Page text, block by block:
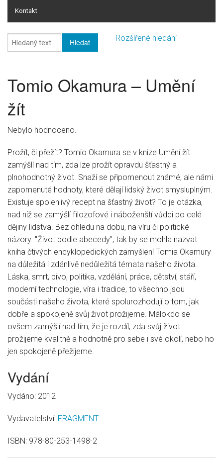
Kontakt
Online rating
Rozšířené hledání
Tomio Okamura – Umění
žít
Nebylo hodnoceno.
Prožít, či přežít? Tomio Okamura se v knize Umění žít
zamýšlí nad tím, zda lze prožít opravdu šťastný a
plnohodnotný život. Snaží se připomenout známé, ale námi
zapomenuté hodnoty, které dělají lidský život smysluplným.
Existuje spolehlivý recept na šťastný život? To je otázka,
nad níž se zamýšlí filozofové i náboženští vůdci po celé
dějiny lidstva. Bez ohledu na dobu, na víru či politické
názory. "Život podle abecedy", tak by se mohla nazvat
kniha čtivých encyklopedických zamyšlení Tomia Okamury
na důležitá i zdánlivě nedůležitá témata našeho života.
Láska, smrt, pivo, politika, vzdělání, práce, dětství, stáří,
moderní technologie, víra i tradice, to všechno jsou
součásti našeho života, které spolurozhodují o tom, jak
dobře a spokojeně svůj život prožijeme. Málokdo se
ovšem zamýšlí nad tím, že je rozdíl, zda svůj život
prožijeme kvalitně a hodnotně pro sebe i své okolí, nebo ho
jen spokojeně přežijeme.
Vydání
Vydáno: 2012
Vydavatelství: FRAGMENT
ISBN: 978-80-253-1498-2